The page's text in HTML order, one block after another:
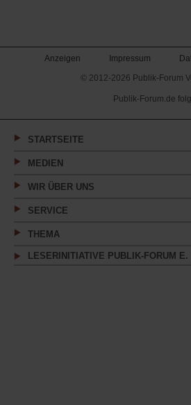
Anzeigen Impressum
© 2012-2026 Publik-Forum
Publik-Forum.de
STARTSEITE
MEDIEN
WIR ÜBER UNS
SERVICE
THEMA
LESERINITIATIVE PUBLIK-FORUM E.